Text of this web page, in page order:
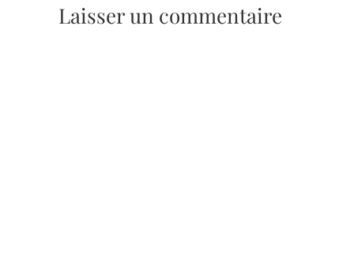
Laisser un commentaire